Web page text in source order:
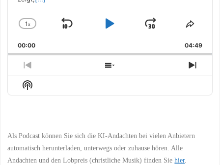
Change
Rate
1x
Skip
Play
Jump
Forward
Share
00:00 04:49
Previous
Episode
Show
Episodes
Next
Show
Podcast
Als Podcast können Sie sich die KI-Andachten bei vielen Anbietern
automatisch herunterladen, unterwegs oder zuhause hören. Alle
Andachten und den Lobpreis (christliche Musik) finden Siehier.